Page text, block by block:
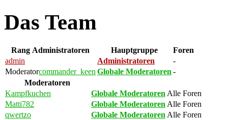
Das Team
Rang Administratoren Hauptgruppe
Foren
admin
Administratoren
-
Moderatorcommander_keen Globale Moderatoren -
Moderatoren
Kampfkuchen
Globale Moderatoren Alle Foren
Matti782
Globale Moderatoren Alle Foren
qwertzo
Globale Moderatoren Alle Foren